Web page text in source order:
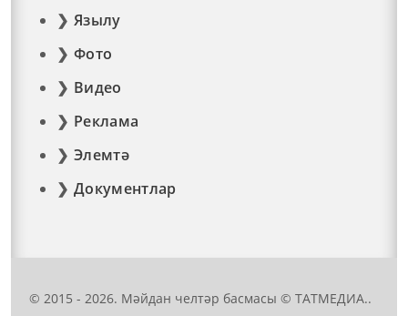
Язылу
Фото
Видео
Реклама
Элемтә
Документлар
© 2015 - 2026. Мәйдан челтәр басмасы © ТАТМЕДИА..